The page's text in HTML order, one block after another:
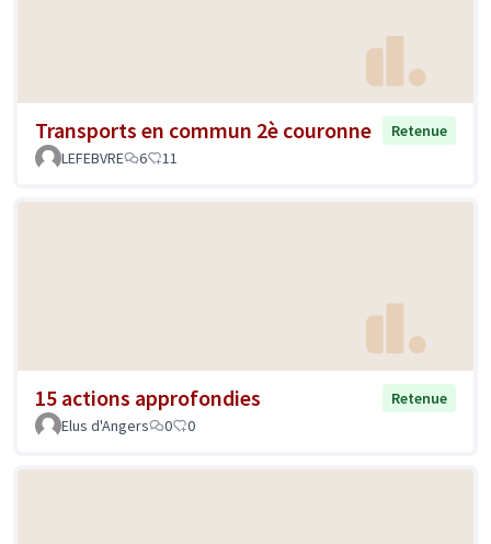
Transports en commun 2è couronne
Retenue
LEFEBVRE
6 11
15 actions approfondies
Retenue
Elus d'Angers
0 0